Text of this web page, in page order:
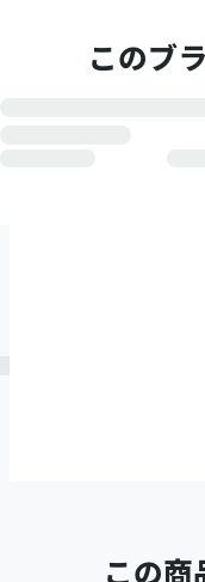
このブ
この商